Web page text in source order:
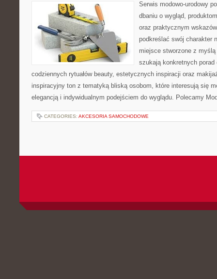
Serwis modowo-urodowy
dbaniu o wygląd,
oraz praktycznym
podkreślać swój charakter
miejsce stworzone z
szukają konkretnych
codziennych rytuałów beauty, estetycznych inspiracji oraz
inspiracyjny ton z tematyką bliską osobom, które interesują się
elegancją i indywidualnym podejściem do wyglądu. Polecamy
CATEGORIES: AKCESORIA SAMOCHODOWE